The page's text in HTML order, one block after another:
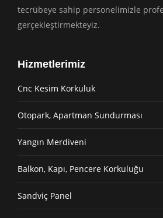
tecrübeye sahip personelimizle
gerçekleştirmekteyiz.
Hizmetlerimiz
Cnc Kesim Korkuluk
Otopark, Apartman Sundurması
Yangın Merdiveni
Balkon, Kapı, Pencere Korkuluğu
Sandviç Panel